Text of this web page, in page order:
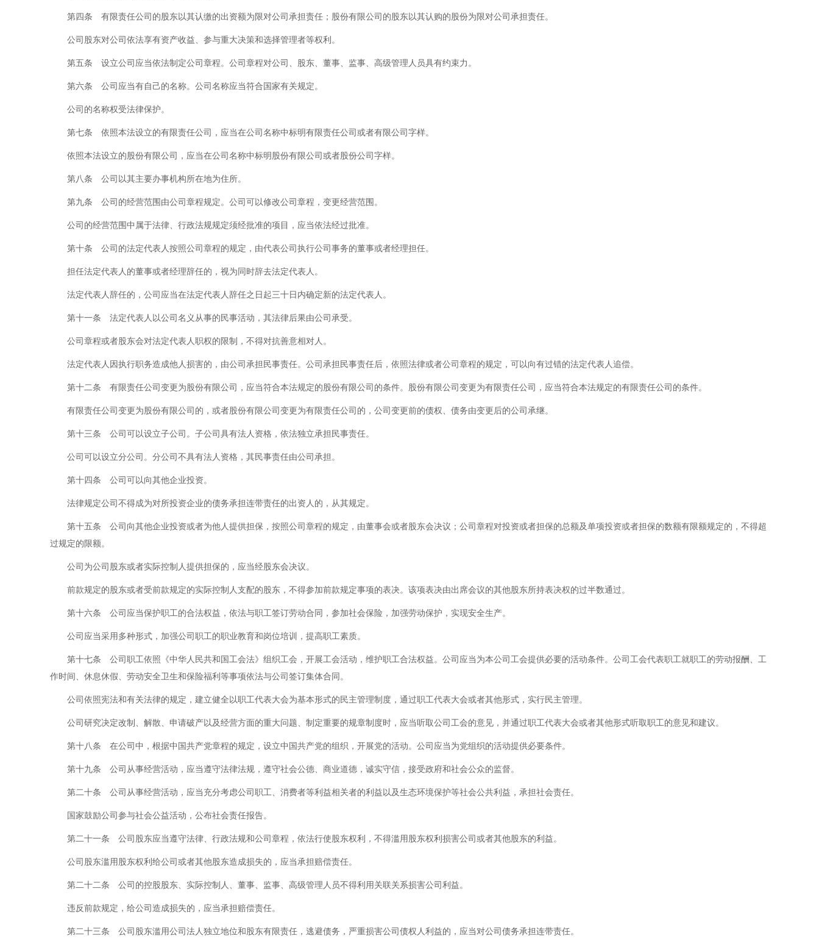
第四条 有限责任公司的股东以其认缴的出资额为限对公司承担责任；股份有限公司的股东以其认购的股份为限对公司承担责任。
公司股东对公司依法享有资产收益、参与重大决策和选择管理者等权利。
第五条 设立公司应当依法制定公司章程。公司章程对公司、股东、董事、监事、高级管理人员具有约束力。
第六条 公司应当有自己的名称。公司名称应当符合国家有关规定。
公司的名称权受法律保护。
第七条 依照本法设立的有限责任公司，应当在公司名称中标明有限责任公司或者有限公司字样。
依照本法设立的股份有限公司，应当在公司名称中标明股份有限公司或者股份公司字样。
第八条 公司以其主要办事机构所在地为住所。
第九条 公司的经营范围由公司章程规定。公司可以修改公司章程，变更经营范围。
公司的经营范围中属于法律、行政法规规定须经批准的项目，应当依法经过批准。
第十条 公司的法定代表人按照公司章程的规定，由代表公司执行公司事务的董事或者经理担任。
担任法定代表人的董事或者经理辞任的，视为同时辞去法定代表人。
法定代表人辞任的，公司应当在法定代表人辞任之日起三十日内确定新的法定代表人。
第十一条 法定代表人以公司名义从事的民事活动，其法律后果由公司承受。
公司章程或者股东会对法定代表人职权的限制，不得对抗善意相对人。
法定代表人因执行职务造成他人损害的，由公司承担民事责任。公司承担民事责任后，依照法律或者公司章程的规定，可以向有过错的法定代表人追偿。
第十二条 有限责任公司变更为股份有限公司，应当符合本法规定的股份有限公司的条件。股份有限公司变更为有限责任公司，应当符合本法规定的有限责任公司的条件。
有限责任公司变更为股份有限公司的，或者股份有限公司变更为有限责任公司的，公司变更前的债权、债务由变更后的公司承继。
第十三条 公司可以设立子公司。子公司具有法人资格，依法独立承担民事责任。
公司可以设立分公司。分公司不具有法人资格，其民事责任由公司承担。
第十四条 公司可以向其他企业投资。
法律规定公司不得成为对所投资企业的债务承担连带责任的出资人的，从其规定。
第十五条 公司向其他企业投资或者为他人提供担保，按照公司章程的规定，由董事会或者股东会决议；公司章程对投资或者担保的总额及单项投资或者担保的数额有限额规定的，不得超
过规定的限额。
公司为公司股东或者实际控制人提供担保的，应当经股东会决议。
前款规定的股东或者受前款规定的实际控制人支配的股东，不得参加前款规定事项的表决。该项表决由出席会议的其他股东所持表决权的过半数通过。
第十六条 公司应当保护职工的合法权益，依法与职工签订劳动合同，参加社会保险，加强劳动保护，实现安全生产。
公司应当采用多种形式，加强公司职工的职业教育和岗位培训，提高职工素质。
第十七条 公司职工依照《中华人民共和国工会法》组织工会，开展工会活动，维护职工合法权益。公司应当为本公司工会提供必要的活动条件。公司工会代表职工就职工的劳动报酬、工
作时间、休息休假、劳动安全卫生和保险福利等事项依法与公司签订集体合同。
公司依照宪法和有关法律的规定，建立健全以职工代表大会为基本形式的民主管理制度，通过职工代表大会或者其他形式，实行民主管理。
公司研究决定改制、解散、申请破产以及经营方面的重大问题、制定重要的规章制度时，应当听取公司工会的意见，并通过职工代表大会或者其他形式听取职工的意见和建议。
第十八条 在公司中，根据中国共产党章程的规定，设立中国共产党的组织，开展党的活动。公司应当为党组织的活动提供必要条件。
第十九条 公司从事经营活动，应当遵守法律法规，遵守社会公德、商业道德，诚实守信，接受政府和社会公众的监督。
第二十条 公司从事经营活动，应当充分考虑公司职工、消费者等利益相关者的利益以及生态环境保护等社会公共利益，承担社会责任。
国家鼓励公司参与社会公益活动，公布社会责任报告。
第二十一条 公司股东应当遵守法律、行政法规和公司章程，依法行使股东权利，不得滥用股东权利损害公司或者其他股东的利益。
公司股东滥用股东权利给公司或者其他股东造成损失的，应当承担赔偿责任。
第二十二条 公司的控股股东、实际控制人、董事、监事、高级管理人员不得利用关联关系损害公司利益。
违反前款规定，给公司造成损失的，应当承担赔偿责任。
第二十三条 公司股东滥用公司法人独立地位和股东有限责任，逃避债务，严重损害公司债权人利益的，应当对公司债务承担连带责任。